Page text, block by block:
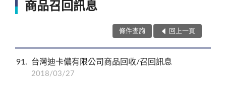
商品召回訊息
條件查詢 回上一頁
91 台灣迪卡儂有限公司商品回收/召回訊息
2018/03/27